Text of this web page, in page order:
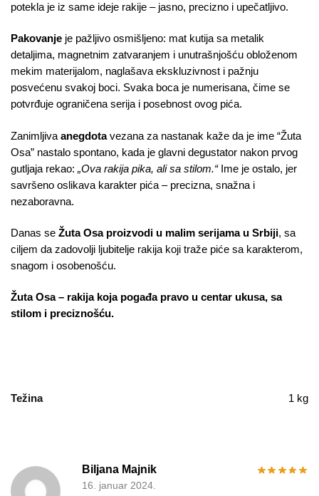
potekla je iz same ideje rakije – jasno, precizno i upečatljivo.
Pakovanje je pažljivo osmišljeno: mat kutija sa metalik
detaljima, magnetnim zatvaranjem i unutrašnjošću obloženom
mekim materijalom, naglašava ekskluzivnost i pažnju
posvećenu svakoj boci. Svaka boca je numerisana, čime se
potvrđuje ograničena serija i posebnost ovog pića.
Zanimljiva anegdotavezana za nastanak kaže da je ime “Žuta
Osa” nastalo spontano, kada je glavni degustator nakon prvog
gutljaja rekao: „Ova rakija pika, ali sa stilom.“Ime je ostalo, jer
savršeno oslikava karakter pića – precizna, snažna i
nezaboravna.
Danas se Žuta Osa proizvodi u malim serijama u Srbiji, sa
ciljem da zadovolji ljubitelje rakija koji traže piće sa karakterom,
snagom i osobenošću.
Žuta Osa – rakija koja pogađa pravo u centar ukusa, sa
stilom i preciznošću.
Težina 1 kg
Biljana Majnik
16. januar 2024.